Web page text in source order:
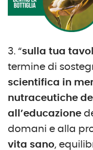
3. “sulla tua
termine di
scientifica in
nutraceutiche
all’educazione
domani e alla
vita sano,